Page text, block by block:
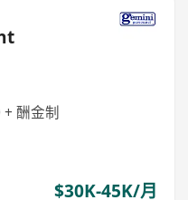
酬金制
$30K-45K/月